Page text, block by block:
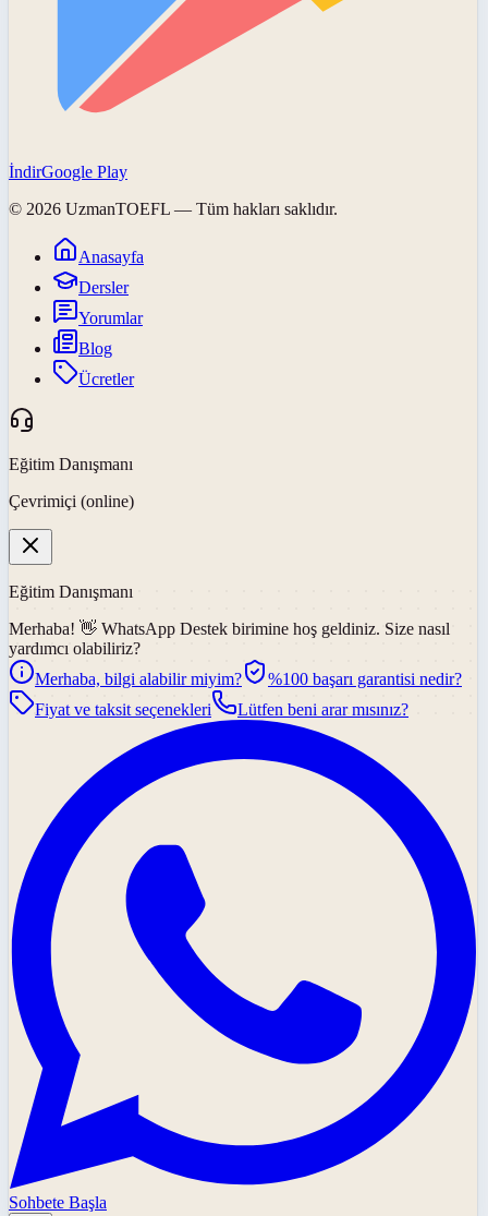
İndirGoogle Play
© 2026 UzmanTOEFL — Tüm hakları saklıdır.
Anasayfa
Dersler
Yorumlar
Blog
Ücretler
Eğitim Danışmanı
Çevrimiçi (online)
Eğitim Danışmanı
Merhaba! 👋 WhatsApp Destek birimine hoş geldiniz. Size nasıl
yardımcı olabiliriz?
Merhaba, bilgi alabilir miyim?
%100 başarı garantisi nedir?
Fiyat ve taksit seçenekleri
Lütfen beni arar mısınız?
Sohbete Başla